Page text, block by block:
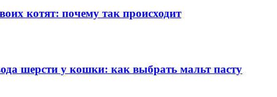
котят: почему так происходит
шерсти у кошки: как выбрать мальт пасту